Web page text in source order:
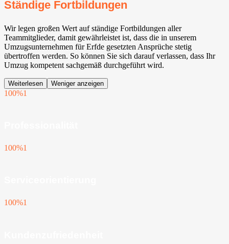
Ständige Fortbildungen
Wir legen großen Wert auf ständige Fortbildungen aller
Teammitglieder, damit gewährleistet ist, dass die in unserem
Umzugsunternehmen für Erfde gesetzten Ansprüche stetig
übertroffen werden. So können Sie sich darauf verlassen, dass Ihr
Umzug kompetent sachgemäß durchgeführt wird.
Weiterlesen Weniger anzeigen
100%1
100%1
100%1